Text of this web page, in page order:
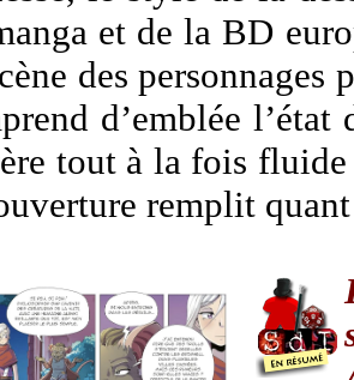
et de la BD
des
d’emblée l’état
tout à la fois
remplit